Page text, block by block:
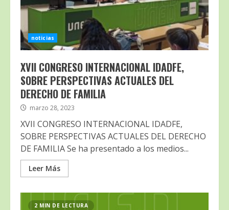
noticias
XVII CONGRESO INTERNACIONAL IDADFE,
SOBRE PERSPECTIVAS ACTUALES DEL
DERECHO DE FAMILIA
marzo 28, 2023
XVII CONGRESO INTERNACIONAL IDADFE,
SOBRE PERSPECTIVAS ACTUALES DEL DERECHO
DE FAMILIA Se ha presentado a los medios...
Leer Más
2 MIN DE LECTURA